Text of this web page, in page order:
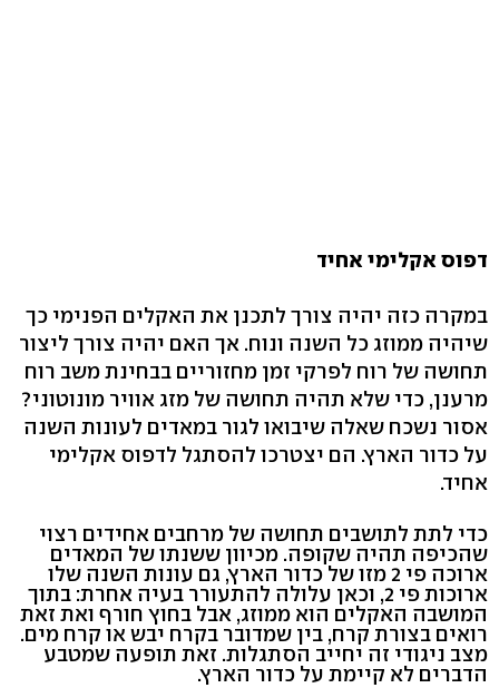
דפוס אקלימי אחיד
במקרה כזה יהיה צורך לתכנן את האקלים הפנימי כך
שיהיה ממוזג כל השנה ונוח. אך האם יהיה צורך ליצור
תחושה של רוח לפרקי זמן מחזוריים בבחינת משב רוח
מרענן, כדי שלא תהיה תחושה של מזג אוויר מונוטוני?
אסור נשכח שאלה שיבואו לגור במאדים לעונות השנה
על כדור הארץ. הם יצטרכו להסתגל לדפוס אקלימי
אחיד.
כדי לתת לתושבים תחושה של מרחבים אחידים רצוי
שהכיפה תהיה שקופה. מכיוון ששנתו של המאדים
ארוכה פי 2 מזו של כדור הארץ, גם עונות השנה שלו
ארוכות פי 2, וכאן עלולה להתעורר בעיה אחרת: בתוך
המושבה האקלים הוא ממוזג, אבל בחוץ חורף ואת זאת
רואים בצורת קרח, בין שמדובר בקרח יבש או קרח מים.
מצב ניגודי זה יחייב הסתגלות. זאת תופעה שמטבע
הדברים לא קיימת על כדור הארץ.